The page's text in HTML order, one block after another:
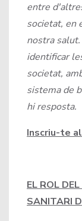
entre
societat, en
nostra
identificar
societat,
sistema de
hi resposta.
Inscriu-te
EL ROL
SANITARI